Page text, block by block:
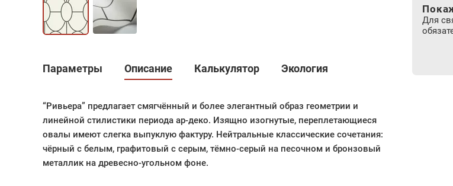
Параметры Описание Калькулятор Экология
“Ривьера” предлагает смягчённый и более элегантный образ геометрии и
линейной стилистики периода ар-деко. Изящно изогнутые, переплетающиеся
овалы имеют слегка выпуклую фактуру. Нейтральные классические сочетания:
чёрный с белым, графитовый с серым, тёмно-серый на песочном и бронзовый
металлик на древесно-угольном фоне.
Для